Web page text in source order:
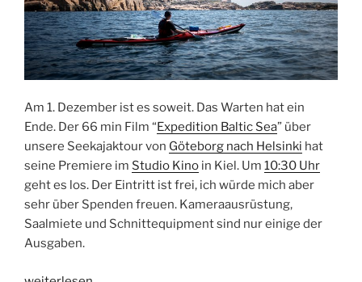
Am 1. Dezember ist es soweit. Das Warten hat ein
Ende. Der 66 min Film “ Expedition Baltic Sea” über
unsere Seekajaktour von Göteborg nach Helsinki hat
seine Premiere im Studio Kino in Kiel. Um 10:30 Uhr
geht es los. Der Eintritt ist frei, ich würde mich aber
sehr über Spenden freuen. Kameraausrüstung,
Saalmiete und Schnittequipment sind nur einige der
Ausgaben.